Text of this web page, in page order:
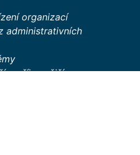
organizací
administrativních
a příjemnější